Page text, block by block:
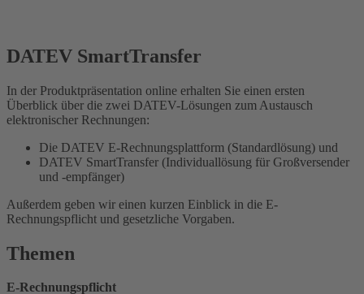
DATEV SmartTransfer
In der Produktpräsentation online erhalten Sie einen ersten
Überblick über die zwei DATEV-Lösungen zum Austausch
elektronischer Rechnungen:
Die DATEV E-Rechnungsplattform (Standardlösung) und
DATEV SmartTransfer (Individuallösung für Großversender
und -empfänger)
Außerdem geben wir einen kurzen Einblick in die E-
Rechnungspflicht und gesetzliche Vorgaben.
Themen
E-Rechnungspflicht